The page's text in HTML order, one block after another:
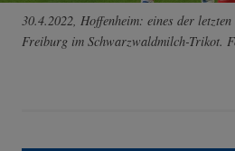
30.4.2022, Hoffenheim: eines der
Freiburg im Schwarzwaldmilch-Trikot.